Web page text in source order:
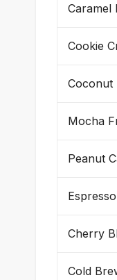
Caramel
Cookie
Coconut
Mocha
Peanut
Cherry
Cold